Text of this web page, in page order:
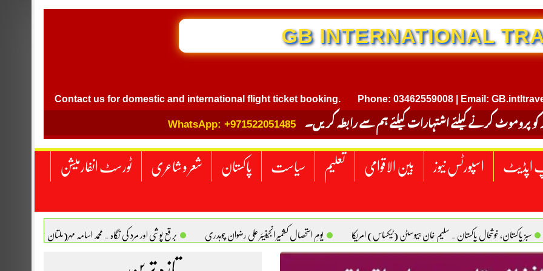
GB INTERNATIONAL TRAVEL
Contact us for domestic and international flight ticket booking. Phone: 03462559008 | Email:
کو پروموٹ کرنے کیلئے اشتہارات کیلئے ہم سے رابطہ کریں۔ WhatsApp: +971522051485
اپڈیٹ اسپورٹس نیوز بین الاقوامی تعلیم سیاست پاکستان شعر و شاعری ٹورسٹ انفارمیشن
سبز پاکستان، خوشحال پاکستان . سلیم خان ہیوسٹن (ٹیکساس) امریکا یومِ استحصالِ کشمیر انجینیئر علی رضوان چوہدری برقع پوشی اور مرد کی نگاہ . محمد اسامہ مہر(ملتان )